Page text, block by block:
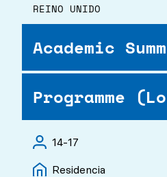
REINO UNIDO
Academic
Programme
14-17
Residencia